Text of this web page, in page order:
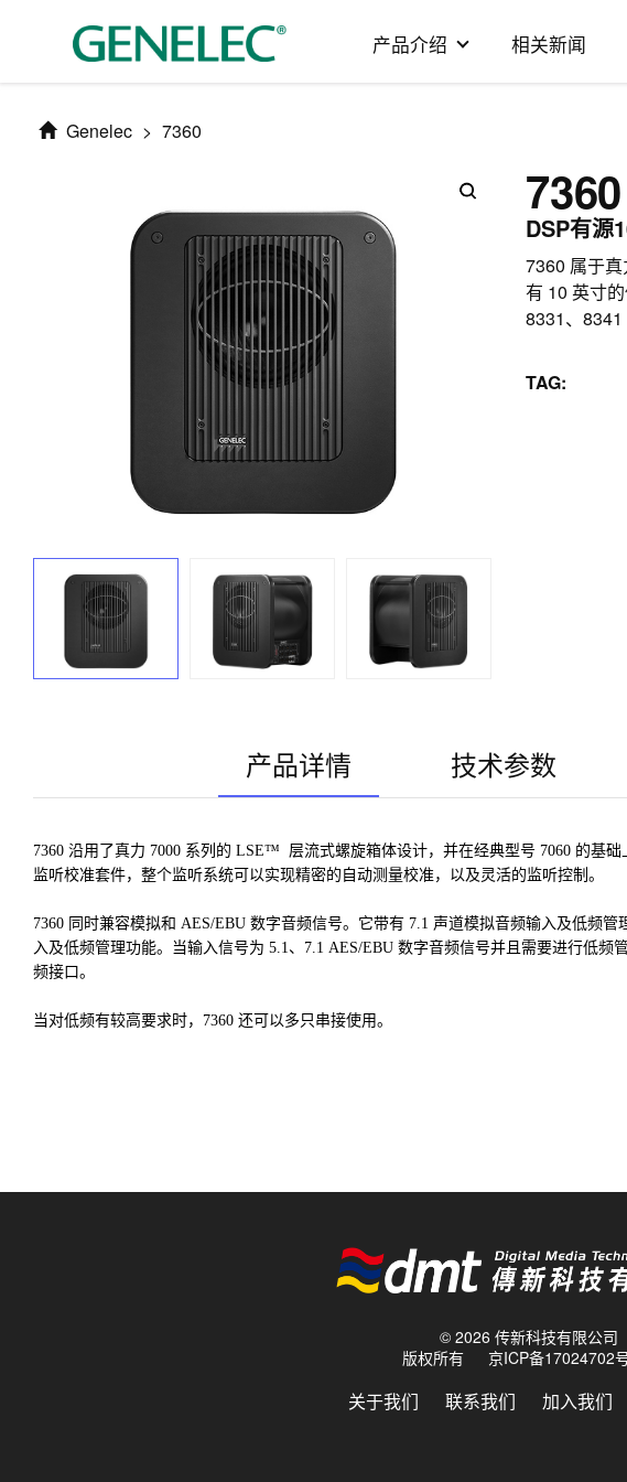
产品介绍 相关新闻
Genelec > 7360
7360
DSP有源
7360 属于
有 10 英寸
8331、8341
TAG:
产品详情 技术参数
7360 沿用了真力 7000 系列的 LSE™ 层流式螺旋箱体设计，并在经典型号 7060 的基
监听校准套件，整个监听系统可以实现精密的自动测量校准，以及灵活的监听控制。
7360 同时兼容模拟和 AES/EBU 数字音频信号。它带有 7.1 声道模拟音频输入及低频
入及低频管理功能。当输入信号为 5.1、7.1 AES/EBU 数字音频信号并且需要进行低频
频接口。
当对低频有较高要求时，7360 还可以多只串接使用。
© 2026 传新科技有限公司
版权所有
京ICP备17024702
关于我们 联系我们 加入我们